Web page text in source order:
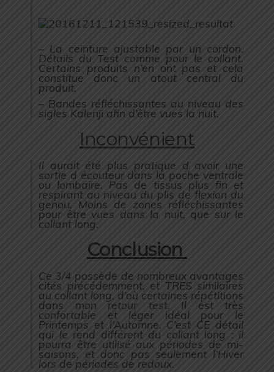
– La ceinture ajustable par un cordon.
Détails du Test comme pour le collant.
Certains produits n’en ont pas et cela
constitue donc un atout central du
produit.
– Bandes réfléchissantes au niveau des
sigles Kalenji afin d’être vues la nuit.
Inconvénient
Il aurait été plus pratique d avoir une
sortie d écouteur dans la poche ventrale
ou lombaire. Pas de tissus plus fin et
respirant au niveau du plis de flexion du
genou. Moins de zones réfléchissantes
pour être vues dans la nuit, que sur le
collant long.
Conclusion
Ce 3/4 possède de nombreux avantages
cités précédemment, et TRES similaires
au collant long, d’où certaines répétitions
dans mon retour test. Il est très
confortable et léger idéal pour le
Printemps et l’Automne. C’est CE détail
qui le rend différent du collant long : il
pourra être utilisé aux périodes de mi-
saisons, et donc pas seulement l’Hiver
lors de périodes de redoux.